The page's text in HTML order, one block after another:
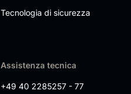
Tecnologia di sicurezza
Assistenza tecnica
+49 40 2285257 - 77